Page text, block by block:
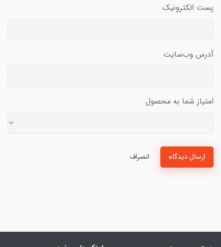
پست الکترونیک
آدرس وب‌سایت
امتیاز شما به محصول
ارسال دیدگاه انصراف